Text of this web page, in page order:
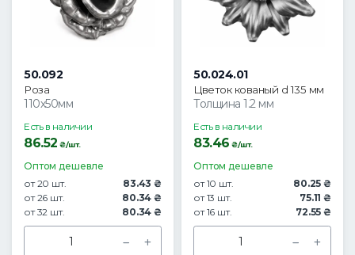
50.092
Роза
110х50мм
Есть в наличии
86.52 ₴/шт.
Оптом дешевле
от 20 шт.
83.43 ₴
от 26 шт.
80.34 ₴
от 32 шт.
80.34 ₴
50.024.01
Цветок кованый d 135 мм
Толщина 1.2 мм
Есть в наличии
83.46 ₴/шт.
Оптом дешевле
от 10 шт.
80.25 ₴
от 13 шт.
75.11 ₴
от 16 шт.
72.55 ₴